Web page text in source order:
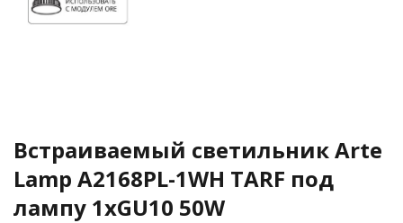
Встраиваемый светильник Arte
Lamp A2168PL-1WH TARF под
лампу 1xGU10 50W